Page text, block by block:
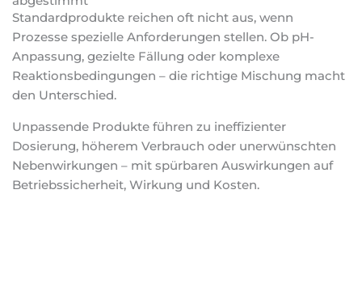
Standardprodukte reichen oft nicht aus, wenn
Prozesse spezielle Anforderungen stellen. Ob pH-
Anpassung, gezielte Fällung oder komplexe
Reaktionsbedingungen – die richtige Mischung macht
den Unterschied.
Unpassende Produkte führen zu ineffizienter
Dosierung, höherem Verbrauch oder unerwünschten
Nebenwirkungen – mit spürbaren Auswirkungen auf
Betriebssicherheit, Wirkung und Kosten.